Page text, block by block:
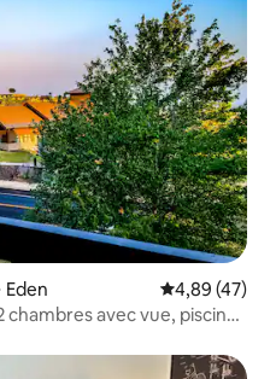
Évaluation
4,89 (47)
avec vue, piscine,